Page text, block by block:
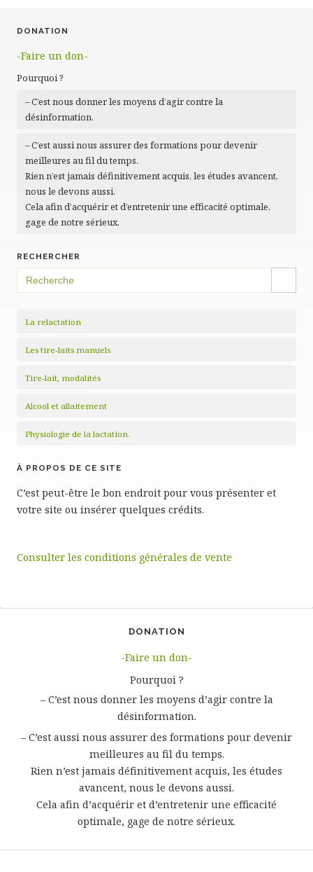
DONATION
-Faire un don-
Pourquoi ?
– C’est nous donner les moyens d’agir contre la
désinformation.
– C’est aussi nous assurer des formations pour devenir
meilleures au fil du temps.
Rien n’est jamais définitivement acquis, les études avancent,
nous le devons aussi.
Cela afin d’acquérir et d’entretenir une efficacité optimale,
gage de notre sérieux.
RECHERCHER
Search
for:
SEARCH BUTTON
La relactation
Les tire-laits manuels
Tire-lait, modalités
Alcool et allaitement
Physiologie de la lactation.
À PROPOS DE CE SITE
C’est peut-être le bon endroit pour vous présenter et
votre site ou insérer quelques crédits.
Consulter les conditions générales de vente
DONATION
-Faire un don-
Pourquoi ?
– C’est nous donner les moyens d’agir contre la
désinformation.
– C’est aussi nous assurer des formations pour devenir
meilleures au fil du temps.
Rien n’est jamais définitivement acquis, les études
avancent, nous le devons aussi.
Cela afin d’acquérir et d’entretenir une efficacité
optimale, gage de notre sérieux.